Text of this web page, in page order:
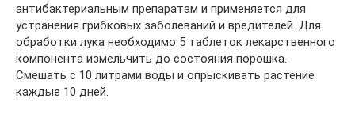
антибактериальным препаратам и применяется для
устранения грибковых заболеваний и вредителей. Для
обработки лука необходимо 5 таблеток лекарственного
компонента измельчить до состояния порошка.
Смешать с 10 литрами воды и опрыскивать растение
каждые 10 дней.